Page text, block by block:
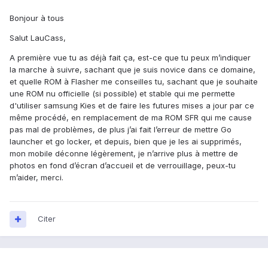
Bonjour à tous
Salut LauCass,
A première vue tu as déjà fait ça, est-ce que tu peux m’indiquer
la marche à suivre, sachant que je suis novice dans ce domaine,
et quelle ROM à Flasher me conseilles tu, sachant que je souhaite
une ROM nu officielle (si possible) et stable qui me permette
d'utiliser samsung Kies et de faire les futures mises a jour par ce
même procédé, en remplacement de ma ROM SFR qui me cause
pas mal de problèmes, de plus j’ai fait l’erreur de mettre Go
launcher et go locker, et depuis, bien que je les ai supprimés,
mon mobile déconne légèrement, je n’arrive plus à mettre de
photos en fond d’écran d’accueil et de verrouillage, peux-tu
m’aider, merci.
Citer